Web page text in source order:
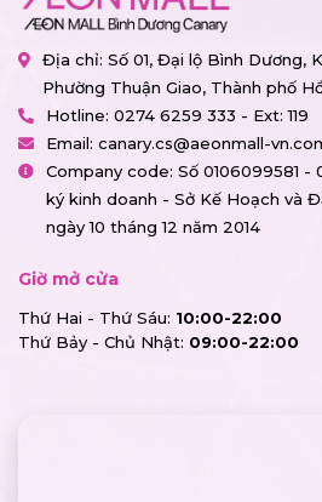
Địa chỉ: Số 01, Đại lộ Bình Dương,
Phường Thuận Giao, Thành phố
Hotline: 0274 6259 333 - Ext: 119
Email: canary.cs@aeonmall-
Company code: Số 0106099581
ký kinh doanh - Sở Kế Hoạch và
ngày 10 tháng 12 năm 2014
Giờ mở cửa
Thứ Hai - Thứ Sáu: 10:00-22:00
Thứ Bảy - Chủ Nhật: 09:00-22:00